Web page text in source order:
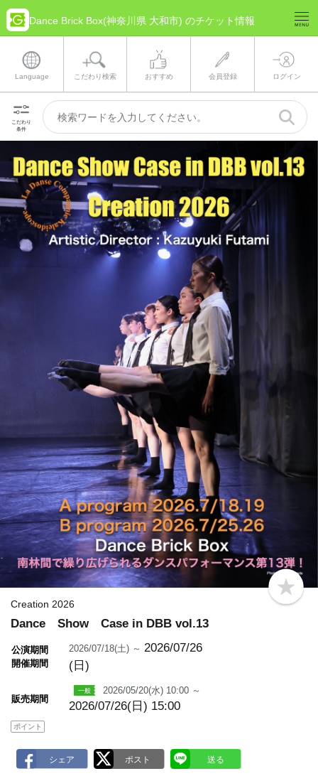
Dance Brick Box(神奈川県 大和市) のチケット情報
Language こだわり検索 おすすめ 会員登録 ログイン
こだわり
条件
b
o
Creation 2026
Dance Show Case in DBB vol.13
公演期間
開催期間
2026/07/18(土) ～ 2026/07/26
(日)
販売期間
2026/05/20(水) 10:00 ～
2026/07/26(日) 15:00
ポイント